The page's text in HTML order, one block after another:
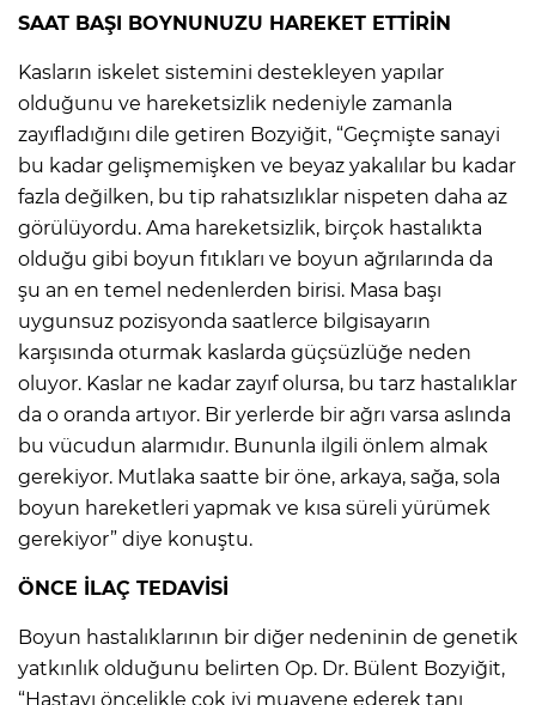
SAAT BAŞI BOYNUNUZU HAREKET ETTİRİN
Kasların iskelet sistemini destekleyen yapılar
olduğunu ve hareketsizlik nedeniyle zamanla
zayıfladığını dile getiren Bozyiğit, “Geçmişte sanayi
bu kadar gelişmemişken ve beyaz yakalılar bu kadar
fazla değilken, bu tip rahatsızlıklar nispeten daha az
görülüyordu. Ama hareketsizlik, birçok hastalıkta
olduğu gibi boyun fıtıkları ve boyun ağrılarında da
şu an en temel nedenlerden birisi. Masa başı
uygunsuz pozisyonda saatlerce bilgisayarın
karşısında oturmak kaslarda güçsüzlüğe neden
oluyor. Kaslar ne kadar zayıf olursa, bu tarz hastalıklar
da o oranda artıyor. Bir yerlerde bir ağrı varsa aslında
bu vücudun alarmıdır. Bununla ilgili önlem almak
gerekiyor. Mutlaka saatte bir öne, arkaya, sağa, sola
boyun hareketleri yapmak ve kısa süreli yürümek
gerekiyor” diye konuştu.
ÖNCE İLAÇ TEDAVİSİ
Boyun hastalıklarının bir diğer nedeninin de genetik
yatkınlık olduğunu belirten Op. Dr. Bülent Bozyiğit,
“Hastayı öncelikle çok iyi muayene ederek tanı